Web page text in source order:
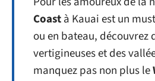
Coastà Kauai est un
ou en bateau, découvrez
vertigineuses et des
manquez pas non plus le